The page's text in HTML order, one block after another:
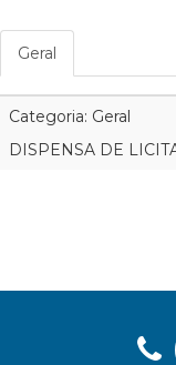
Geral
Categoria: Geral
DISPENSA DE